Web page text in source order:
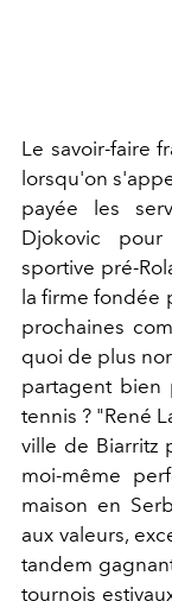
Le savoir-faire
lorsqu'on
payée les
Djokovic
sportive pré-
la firme fondée
prochaines
quoi de plus
partagent bien
tennis ? "René
ville de Biarritz
moi-même
maison en
aux valeurs,
tandem
tournois